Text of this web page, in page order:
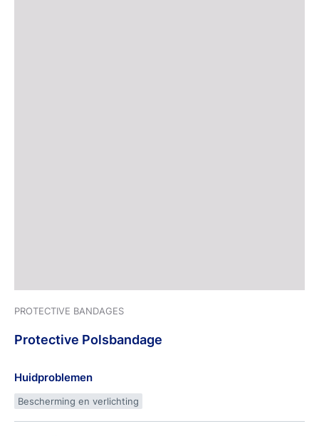
PROTECTIVE BANDAGES
Protective Polsbandage
Huidproblemen
Bescherming en verlichting